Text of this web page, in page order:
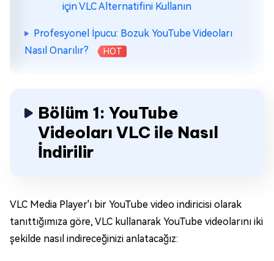
için VLC Alternatifini Kullanın
Profesyonel İpucu: Bozuk YouTube Videoları
Nasıl Onarılır?
HOT
Bölüm 1: YouTube
Videoları VLC ile Nasıl
İndirilir
VLC Media Player'ı bir YouTube video indiricisi olarak
tanıttığımıza göre, VLC kullanarak YouTube videolarını iki
şekilde nasıl indireceğinizi anlatacağız: